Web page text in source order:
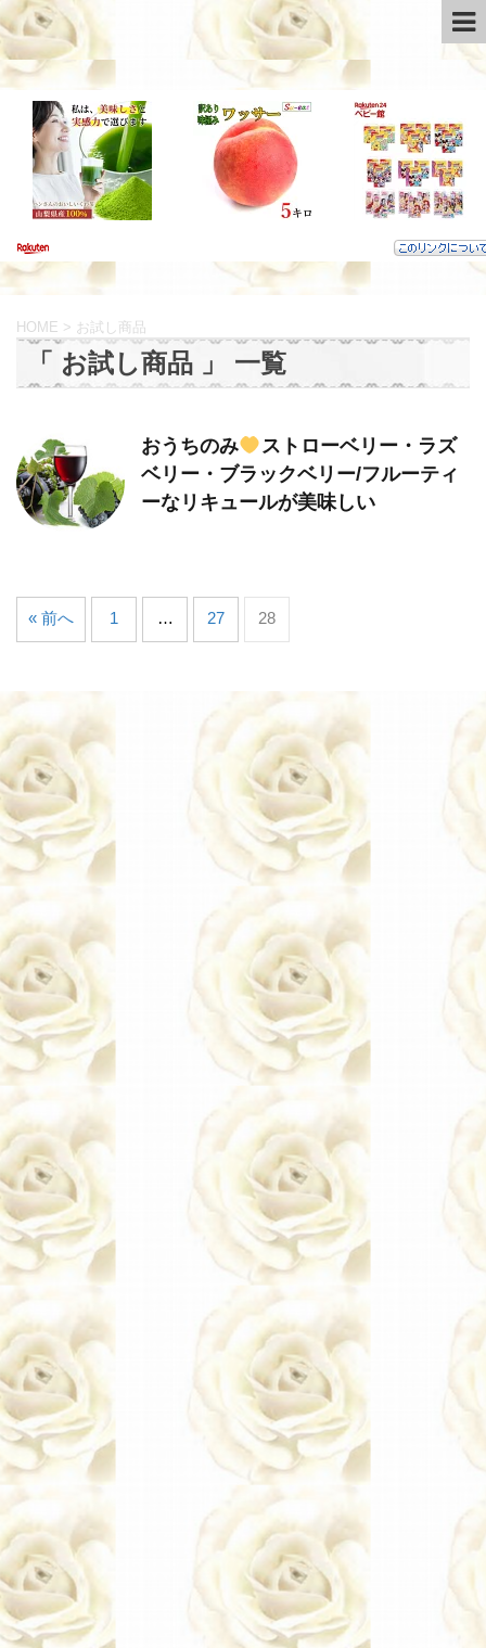
HOME > お試し商品
「 お試し商品 」 一覧
おうちのみ
ストローベリー・ラズ
ベリー・ブラックベリー/フルーティ
ーなリキュールが美味しい
« 前へ 1 … 27 28